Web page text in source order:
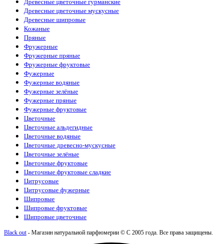
Kajal (4)
Katty Perry (1)
Kayali (3)
Kenzo (5)
Kilian (26)
La Sultane de Saba
Lacoste (10)
Lanvin (3)
Lattafa Perfumes
Le Labo (15)
Loewe (1)
Louis Vuitton (18)
Maison Crivelli (4)
Maison Francis Kurkdjian
Maison Martin Margiela
Mancera (6)
Marc Antoine Barrois (7)
Marc Jacobs (1)
Mazzolari (1)
Memo (15)
Mercedes-Benz
Moncler (1)
Montale (15)
Montblanc (3)
Morph (1)
Moschino (1)
(2)
Древесные цветочные гурманские
Древесные цветочные мускусные
Древесные шипровые
Кожаные
Пряные
Фружерные
Фружерные пряные
Фружерные фруктовые
Фужерные
Фужерные водяные
Фужерные зелёные
Фужерные пряные
Фужерные фруктовые
Цветочные
Цветочные альдегидные
Цветочные водяные
Цветочные древесно-мускусные
Цветочные зелёные
Цветочные фруктовые
Цветочные фруктовые сладкие
Цитрусовые
Цитрусовые фужерные
Шипровые
Шипровые фруктовые
Шипровые цветочные
Black out- Магазин натуральной парфюмерии © С 2005 года. Все права защищены.